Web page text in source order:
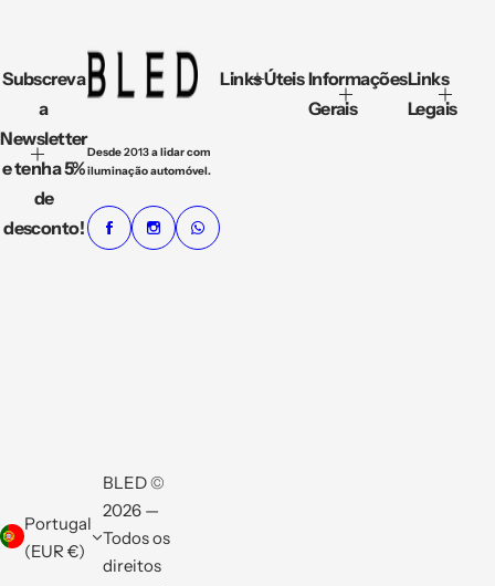
Subscreva
a
Newsletter
e tenha 5%
de
desconto!
Desde2013a lidar com
iluminação automóvel.
Links ÚteisInformações
Gerais
Links
Legais
Portugal
(EUR €)
BLED ©
2026 —
Todos os
direitos